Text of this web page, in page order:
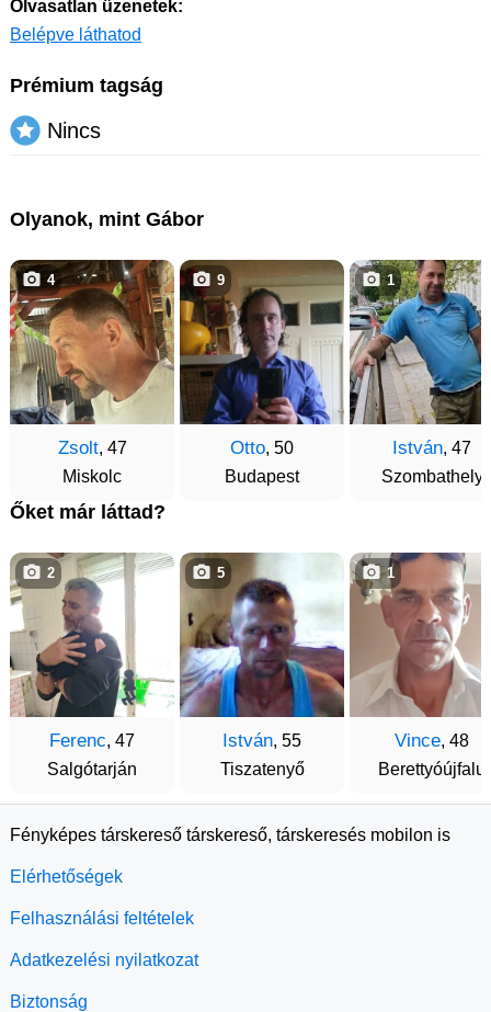
Olvasatlan üzenetek:
Belépve láthatod
Prémium tagság
Nincs
Olyanok, mint Gábor
Zsolt, 47
Miskolc
4
Otto, 50
Budapest
9
István, 47
Szombathely
1
Őket már láttad?
Ferenc, 47
Salgótarján
2
István, 55
Tiszatenyő
5
Vince, 48
Berettyóújfalu
1
Fényképes társkereső társkereső, társkeresés mobilon is
Elérhetőségek
Felhasználási feltételek
Adatkezelési nyilatkozat
Biztonság